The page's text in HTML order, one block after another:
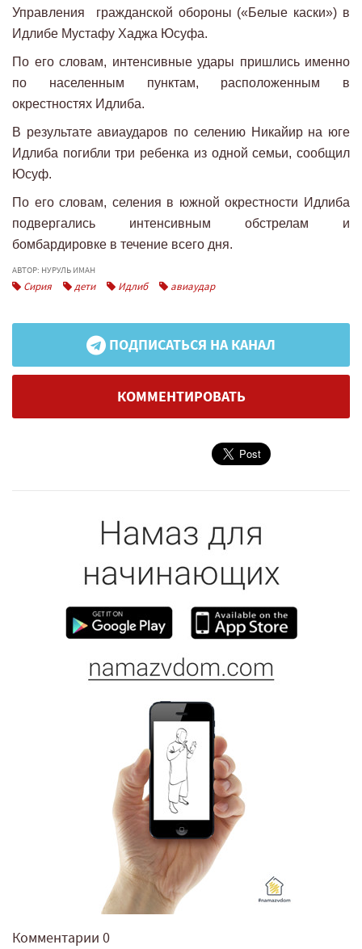
Управления гражданской обороны («Белые каски») в
Идлибе Мустафу Хаджа Юсуфа.
По его словам, интенсивные удары пришлись именно
по населенным пунктам, расположенным в
окрестностях Идлиба.
В результате авиаударов по селению Никайир на юге
Идлиба погибли три ребенка из одной семьи, сообщил
Юсуф.
По его словам, селения в южной окрестности Идлиба
подвергались интенсивным обстрелам и
бомбардировке в течение всего дня.
АВТОР: НУРУЛЬ ИМАН
Сирия дети Идлиб авиаудар
ПОДПИСАТЬСЯ НА КАНАЛ
КОММЕНТИРОВАТЬ
Комментарии 0